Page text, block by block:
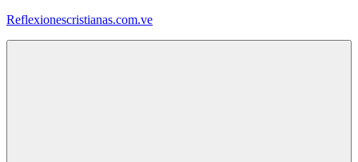
Saltar
Reflexionescristianas.com.ve